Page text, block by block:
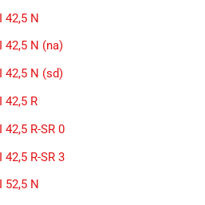
42,5 N
42,5 N (na)
42,5 N (sd)
42,5 R
R-SR 0
R-SR 3
52,5 N